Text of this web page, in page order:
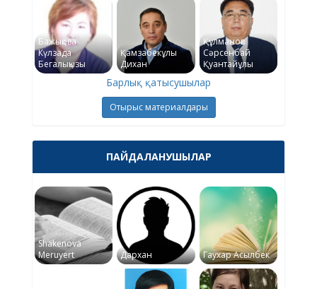
Бажықова
Күлзада
Бегалықызы
Қамзабекұлы
Дихан
Құлманов
Сәрсенбай
Қуантайұлы
Барлық қатысушылар
Отырыс материалдары
ПАЙДАЛАНУШЫЛАР
Shakenova
Meruyert
Дархан Гаухар Асылбек